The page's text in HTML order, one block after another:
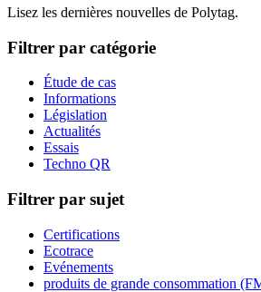
Lisez les dernières nouvelles de Polytag.
Filtrer par catégorie
Étude de cas
Informations
Législation
Actualités
Essais
Techno QR
Filtrer par sujet
Certifications
Ecotrace
Evénements
produits de grande consommation